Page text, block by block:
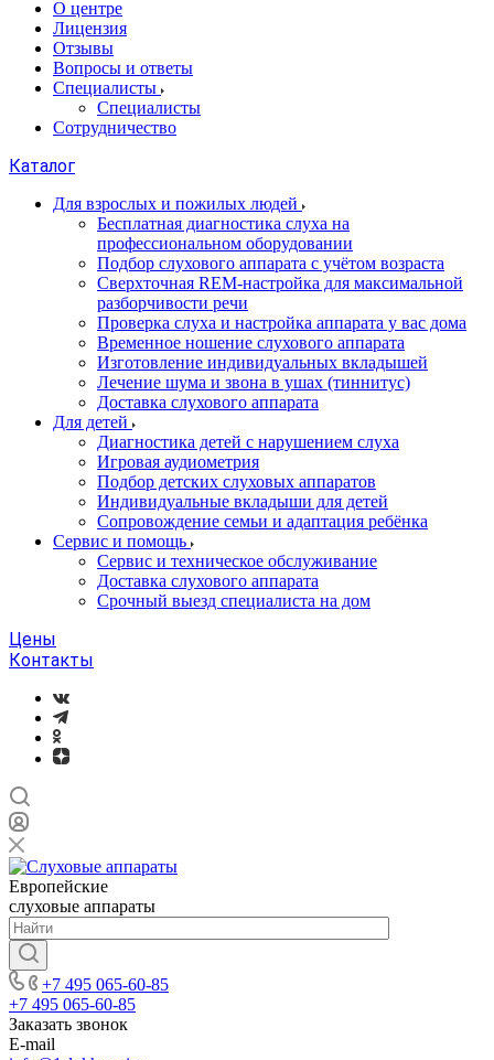
О центре
Лицензия
Отзывы
Вопросы и ответы
Специалисты
Специалисты
Сотрудничество
Каталог
Для взрослых и пожилых людей
Бесплатная диагностика слуха на
профессиональном оборудовании
Подбор слухового аппарата с учётом возраста
Сверхточная REM-настройка для максимальной
разборчивости речи
Проверка слуха и настройка аппарата у вас дома
Временное ношение слухового аппарата
Изготовление индивидуальных вкладышей
Лечение шума и звона в ушах (тиннитус)
Доставка слухового аппарата
Для детей
Диагностика детей с нарушением слуха
Игровая аудиометрия
Подбор детских слуховых аппаратов
Индивидуальные вкладыши для детей
Сопровождение семьи и адаптация ребёнка
Сервис и помощь
Сервис и техническое обслуживание
Доставка слухового аппарата
Срочный выезд специалиста на дом
Цены
Контакты
Европейские
слуховые аппараты
+7 495 065-60-85
+7 495 065-60-85
Заказать звонок
E-mail